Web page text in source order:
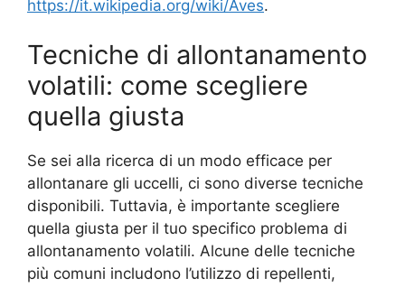
https://it.wikipedia.org/wiki/Aves.
Tecniche di allontanamento
volatili: come scegliere
quella giusta
Se sei alla ricerca di un modo efficace per
allontanare gli uccelli, ci sono diverse tecniche
disponibili. Tuttavia, è importante scegliere
quella giusta per il tuo specifico problema di
allontanamento volatili. Alcune delle tecniche
più comuni includono l’utilizzo di repellenti,